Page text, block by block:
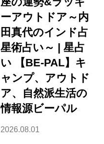
ーアウトドア～内
田真代のインド占
星術占い～ | 星占
い 【BE-PAL】キ
ャンプ、アウトド
ア、自然派生活の
情報源ビーパル
2026.08.01